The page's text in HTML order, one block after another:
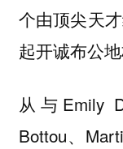
个由顶尖天
起开诚布公
从与Emily
Bottou、